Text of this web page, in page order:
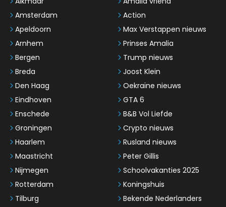
Amsterdam
Apeldoorn
Arnhem
Bergen
Breda
Den Haag
Eindhoven
Enschede
Groningen
Haarlem
Maastricht
Nijmegen
Rotterdam
Tilburg
Action
Max Verstappen nieuws
Prinses Amalia
Trump nieuws
Joost Klein
Oekraïne nieuws
GTA 6
B&B Vol Liefde
Crypto nieuws
Rusland nieuws
Peter Gillis
Schoolvakanties 2025
Koningshuis
Bekende Nederlanders